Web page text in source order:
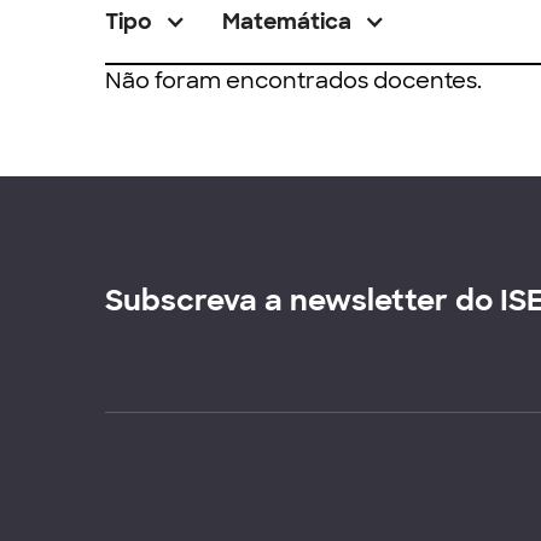
Tipo Matemática
Não foram encontrados docentes.
Subscreva a newsletter do